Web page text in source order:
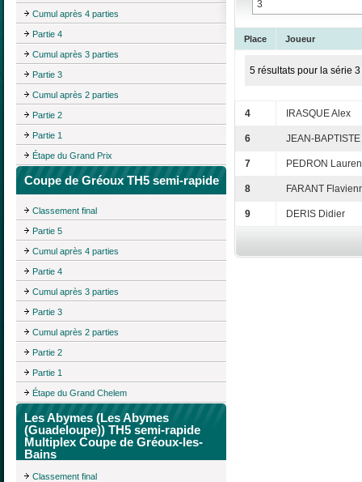
Cumul après 4 parties
Partie 4
Cumul après 3 parties
Partie 3
Cumul après 2 parties
Partie 2
Partie 1
Étape du Grand Prix
Coupe de Gréoux TH5 semi-rapide
Classement final
Partie 5
Cumul après 4 parties
Partie 4
Cumul après 3 parties
Partie 3
Cumul après 2 parties
Partie 2
Partie 1
Étape du Grand Chelem
Les Abymes (Les Abymes
(Guadeloupe)) TH5 semi-rapide
Multiplex Coupe de Gréoux-les-
Bains
Classement final
Place Joueur
5 résultats pour la série 3
4 IRASQUE Alex
6 JEAN-
7 PEDRON
8 FARANT
9 DERIS Didier